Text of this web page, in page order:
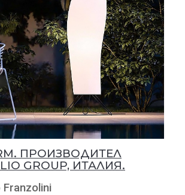
ПРОИЗВОДИТЕЛ
GROUP, ИТАЛИЯ.
Franzolini